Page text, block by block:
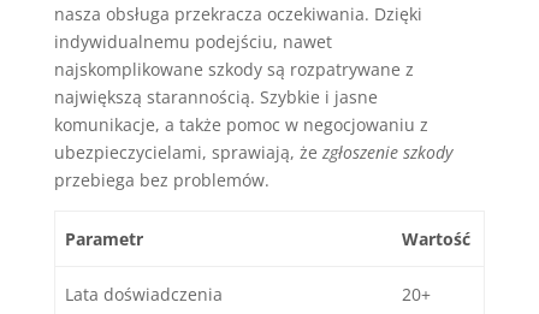
nasza obsługa przekracza oczekiwania. Dzięki
indywidualnemu podejściu, nawet
najskomplikowane szkody są rozpatrywane z
największą starannością. Szybkie i jasne
komunikacje, a także pomoc w negocjowaniu z
ubezpieczycielami, sprawiają, że zgłoszenie szkody
przebiega bez problemów.
Parametr Wartość
Lata doświadczenia 20+